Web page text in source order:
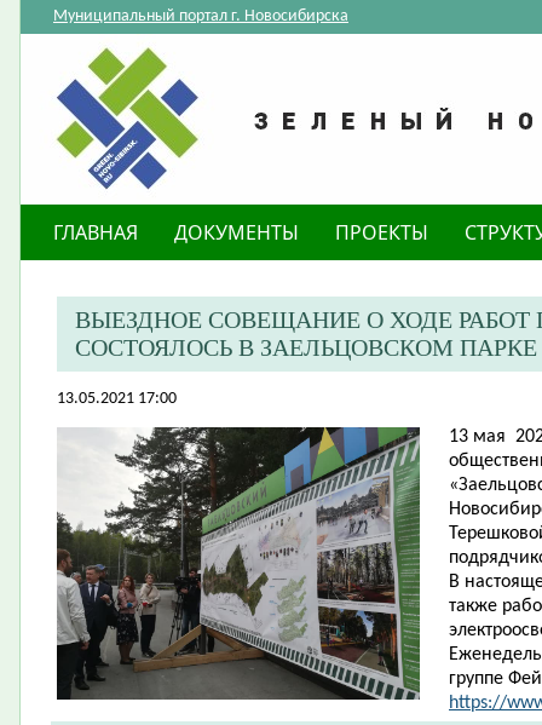
Муниципальный портал г. Новосибирска
ГЛАВНАЯ ДОКУМЕНТЫ ПРОЕКТЫ
ВЫЕЗДНОЕ СОВЕЩАНИЕ О ХОДЕ РАБОТ
СОСТОЯЛОСЬ В ЗАЕЛЬЦОВСКОМ ПАРКЕ
13.05.2021 17:00
13 мая
В
также
группе
https://